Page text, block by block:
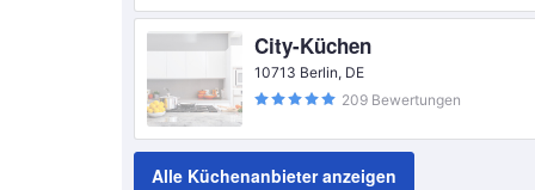
City-Küchen
10713 Berlin, DE
209 Bewertungen
Alle Küchenanbieter anzeigen